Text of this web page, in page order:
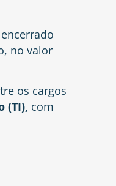
no valor
os cargos
(TI), com